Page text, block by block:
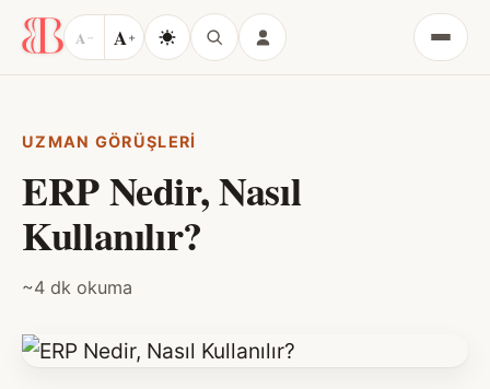
A − A+
Menü
UZMAN GÖRÜŞLERI
ERP Nedir, Nasıl
Kullanılır?
~4 dk okuma